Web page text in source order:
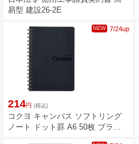
易型 建設26-2E
NEW 7/24up
214円 (税込)
コクヨ キャンパス ソフトリング
ノート ドット罫 A6 50枚 ブラッ